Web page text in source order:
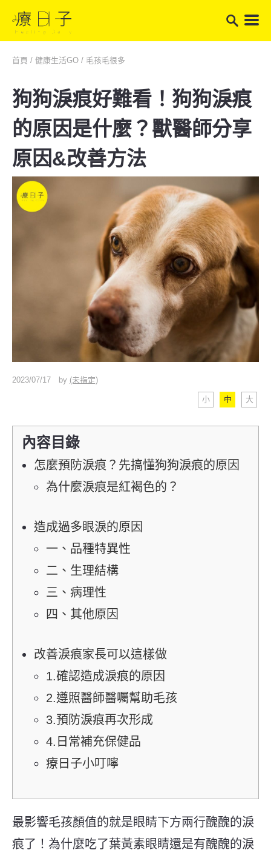
首頁 / 健康生活GO / 毛孩毛很多
狗狗淚痕好難看！狗狗淚痕
的原因是什麼？獸醫師分享
原因&改善方法
2023/07/17 by (未指定)
小 中 大
內容目錄
怎麼預防淚痕？先搞懂狗狗淚痕的原因
為什麼淚痕是紅褐色的？
造成過多眼淚的原因
一、品種特異性
二、生理結構
三、病理性
四、其他原因
改善淚痕家長可以這樣做
1.確認造成淚痕的原因
2.遵照醫師醫囑幫助毛孩
3.預防淚痕再次形成
4.日常補充保健品
療日子小叮嚀
最影響毛孩顏值的就是眼睛下方兩行醜醜的淚
痕了！為什麼吃了葉黃素眼睛還是有醜醜的淚